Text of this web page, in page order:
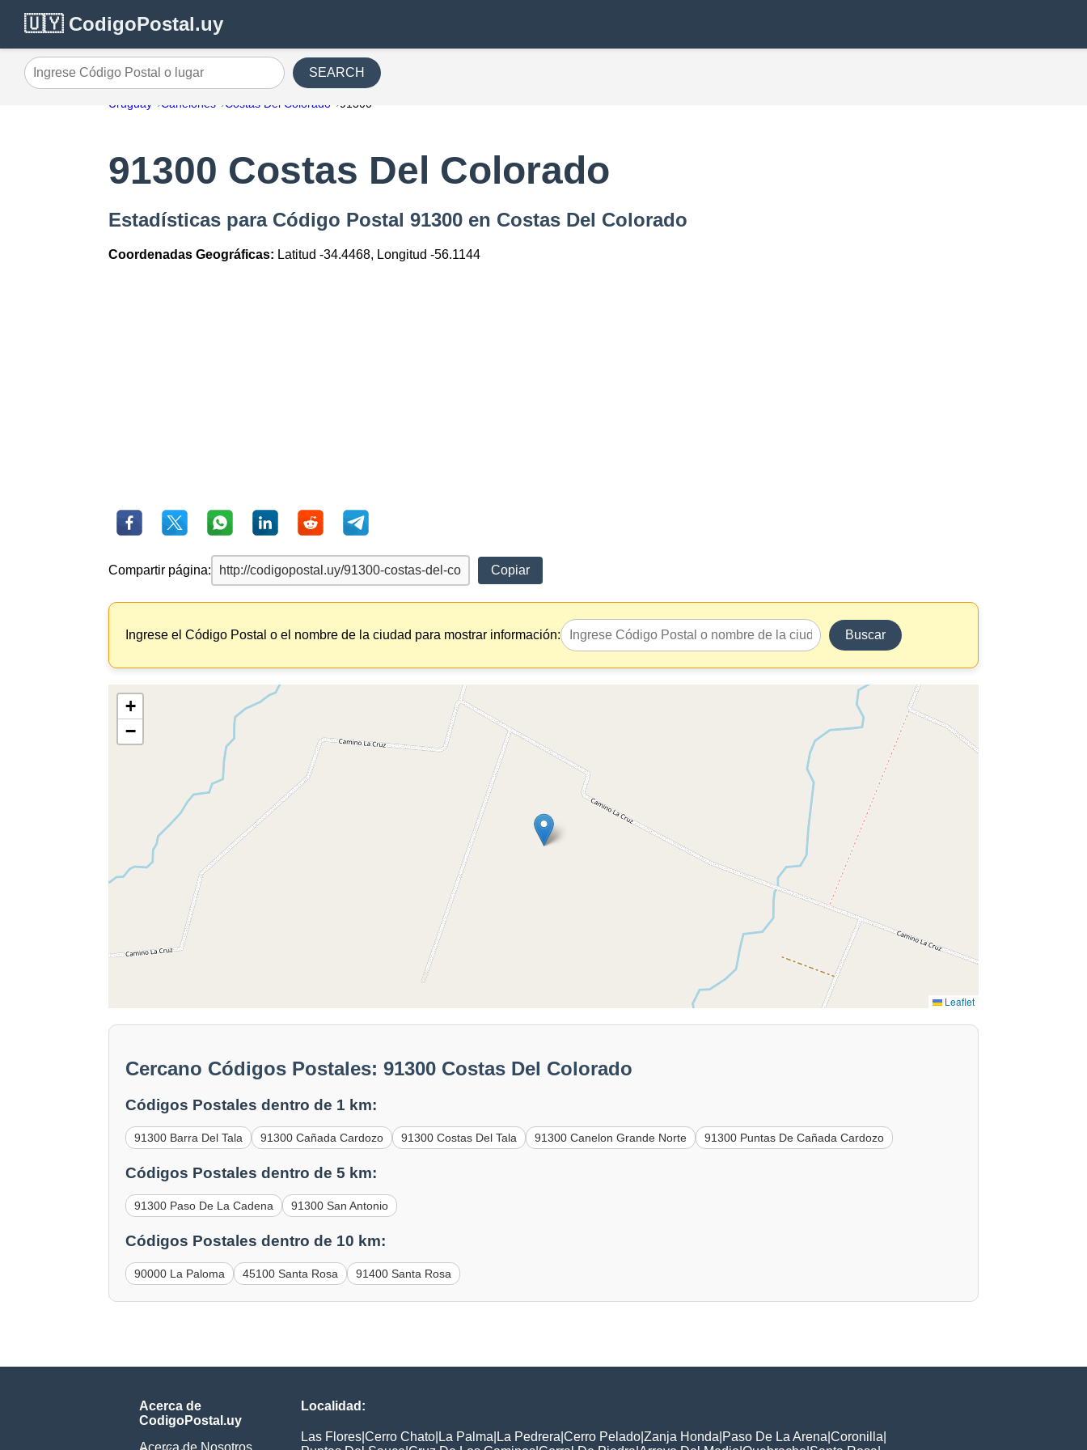
🇺🇾 CodigoPostal.uy
Ingrese Código Postal o lugar SEARCH
Uruguay Canelones Costas Del Colorado 91300
91300 Costas Del Colorado
Estadísticas para Código Postal 91300 en Costas Del Colorado
Coordenadas Geográficas: Latitud -34.4468, Longitud -56.1144
Compartir página: Copiar
Ingrese el Código Postal o el nombre de la ciudad para mostrar información: Buscar
+
−
Leaflet
Cercano Códigos Postales: 91300 Costas Del Colorado
Códigos Postales dentro de 1 km:
91300 Barra Del Tala 91300 Cañada Cardozo 91300 Costas Del Tala 91300 Canelon Grande Norte 91300 Puntas De Cañada Cardozo
Códigos Postales dentro de 5 km:
91300 Paso De La Cadena 91300 San Antonio
Códigos Postales dentro de 10 km:
90000 La Paloma 45100 Santa Rosa 91400 Santa Rosa
Acerca de
CodigoPostal.uy
Acerca de Nosotros
Localidad:
Las Flores Cerro Chato La Palma La Pedrera Cerro Pelado Zanja Honda Paso De La Arena Coronilla